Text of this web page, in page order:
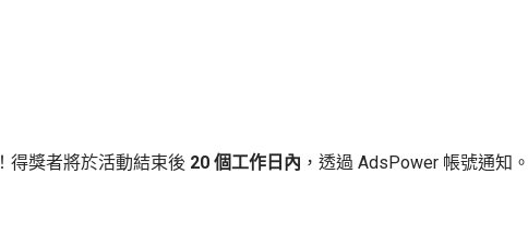
！得獎者將於活動結束後 20 個工作日內 ，透過 AdsPower 帳號通知。